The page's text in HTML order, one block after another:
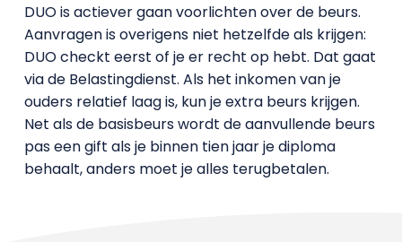
DUO is actiever gaan voorlichten over de beurs.
Aanvragen is overigens niet hetzelfde als krijgen:
DUO checkt eerst of je er recht op hebt. Dat gaat
via de Belastingdienst. Als het inkomen van je
ouders relatief laag is, kun je extra beurs krijgen.
Net als de basisbeurs wordt de aanvullende beurs
pas een gift als je binnen tien jaar je diploma
behaalt, anders moet je alles terugbetalen.